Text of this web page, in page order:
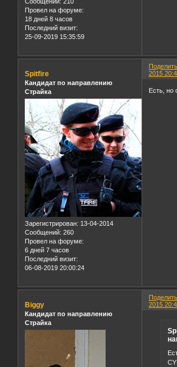
Провел на форуме:
18 дней 8 часов
Последний визит:
25-09-2019 15:35:59
2015
Spitfire
Кандидат по направлению
Страйка
Зарегистрирован: 13-04-2014
Сообщений: 260
Провел на форуме:
6 дней 7 часов
Последний визит:
06-08-2019 20:00:24
Есть, но
2015
Biggy
Кандидат по направлению
Страйка